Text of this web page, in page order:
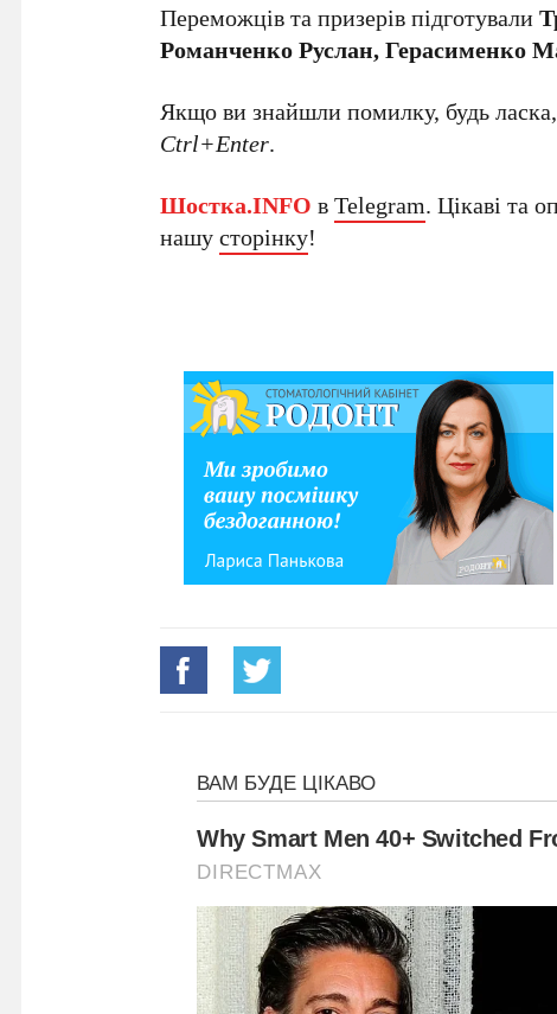
Переможців та призерів підготували
Романченко Руслан, Герасименко
Якщо ви знайшли помилку, будь ласка,
Ctrl+Enter.
Шостка.INFO вTelegram. Цікаві та
нашусторінку!